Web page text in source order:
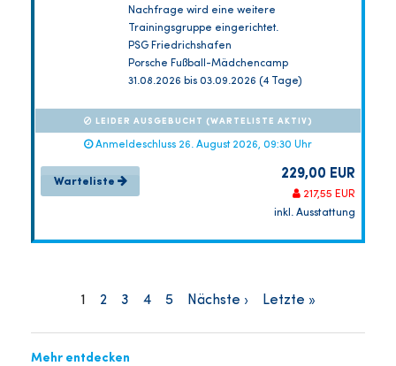
Nachfrage wird eine weitere
Trainingsgruppe eingerichtet.
PSG Friedrichshafen
Porsche Fußball-Mädchencamp
31.08.2026 bis 03.09.2026 (4 Tage)
LEIDER AUSGEBUCHT (WARTELISTE AKTIV)
Anmeldeschluss 26. August 2026, 09:30 Uhr
Warteliste 229,00 EUR
217,55 EUR
inkl. Ausstattung
1 2 3 4 5 Nächste › Letzte »
Mehr entdecken